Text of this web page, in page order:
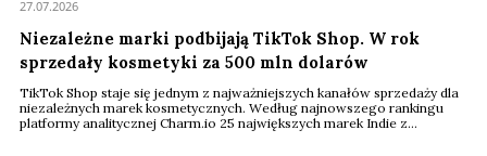
Niezależne marki podbijają TikTok Shop. W rok
sprzedały kosmetyki za 500 mln dolarów
TikTok Shop staje się jednym z najważniejszych kanałów sprzedaży dla
niezależnych marek kosmetycznych. Według najnowszego rankingu
platformy analitycznej Charm.io 25 największych marek Indie z
27.07.2026